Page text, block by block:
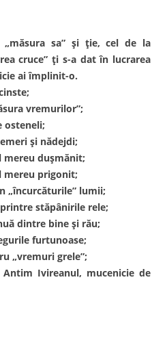
„măsura sa” și ție, cel de la
cruce” ți s-a dat în lucrarea
ai împlinit-o.
vremurilor”;
osteneli;
și nădejdi;
mereu dușmănit;
mereu prigonit;
„încurcăturile” lumii;
stăpânirile rele;
dintre bine și rău;
furtunoase;
„vremuri grele”;
Ivireanul, mucenicie de